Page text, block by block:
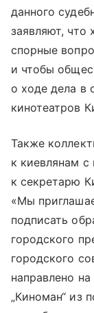
данного
заявляют, что
спорные
и чтобы
о ходе дела в
кинотеатров
Также
к киевлянам
к секретарю
«Мы
подписать
городского
городского
направлено
„Киноман“ из